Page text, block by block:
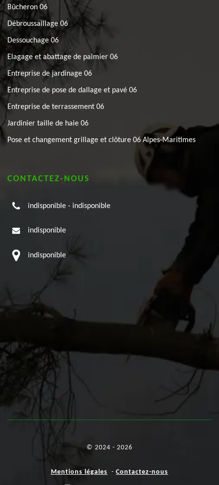
Bûcheron 06
Débroussaillage 06
Dessouchage 06
Elagage et abattage de palmier 06
Entreprise de jardinage 06
Entreprise de pose de dallage et pavé 06
Entreprise de terrassement 06
Jardinier taille de haie 06
Pose et changement grillage et clôture 06 Alpes-Maritimes
CONTACTEZ-NOUS
indisponible - indisponible
indisponible
indisponible
© 2024 - 2026
Mentions légales - Contactez-nous